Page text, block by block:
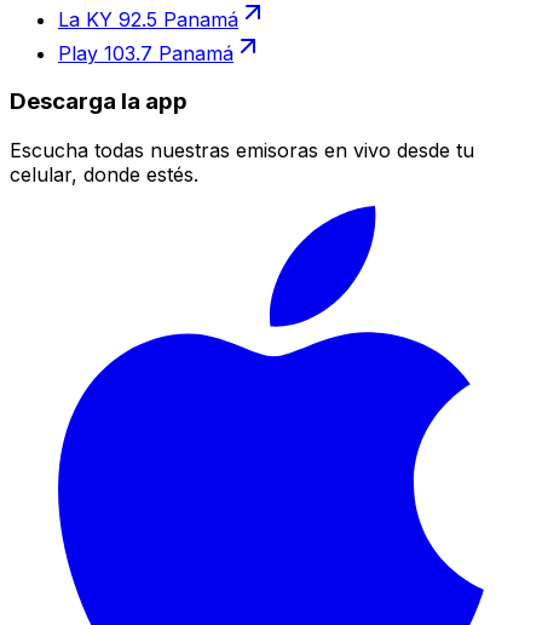
La KY 92.5 Panamá
Play 103.7 Panamá
Descarga la app
Escucha todas nuestras emisoras en vivo desde tu
celular, donde estés.